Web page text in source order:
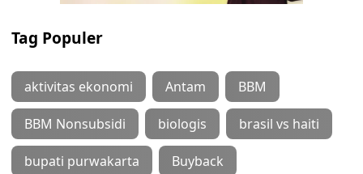
Tag Populer
aktivitas ekonomi Antam BBM
BBM Nonsubsidi biologis brasil vs haiti
bupati purwakarta Buyback